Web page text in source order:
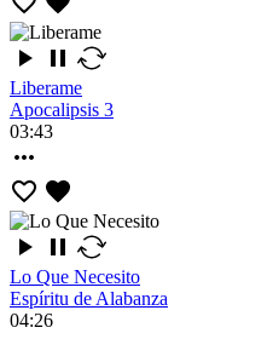
Liberame
Apocalipsis 3
03:43
Lo Que Necesito
Espíritu de Alabanza
04:26